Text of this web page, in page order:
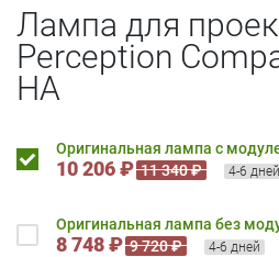
Лампа для
Perception
HA
Оригинальная лампа с
10 206 ₽ 11 340 ₽ 4-6 дней
Оригинальная лампа без
8 748 ₽ 9 720 ₽ 4-6 дней